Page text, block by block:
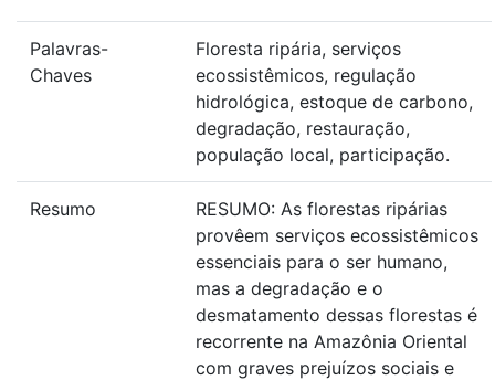
Palavras-
Chaves
Floresta ripária, serviços
ecossistêmicos, regulação
hidrológica, estoque de carbono,
degradação, restauração,
população local, participação.
Resumo
RESUMO: As florestas ripárias
provêem serviços ecossistêmicos
essenciais para o ser humano,
mas a degradação e o
desmatamento dessas florestas é
recorrente na Amazônia Oriental
com graves prejuízos sociais e